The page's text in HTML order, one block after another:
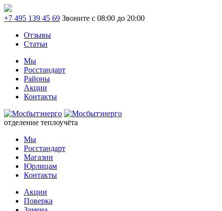
+7 495 139 45 69 Звоните с 08:00 до 20:00
Отзывы
Статьи
Мы
Росстандарт
Районы
Акции
Контакты
отделение теплоучёта
Мы
Росстандарт
Магазин
Юрлицам
Контакты
Акции
Поверка